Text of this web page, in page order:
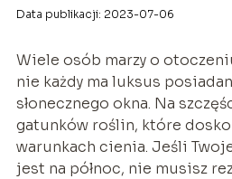
Data publikacji: 2023-07-06
Wiele osób marzy o
nie każdy ma luksus
słonecznego okna. Na
gatunków roślin, które
warunkach cienia. Jeśli
jest na północ, nie musisz